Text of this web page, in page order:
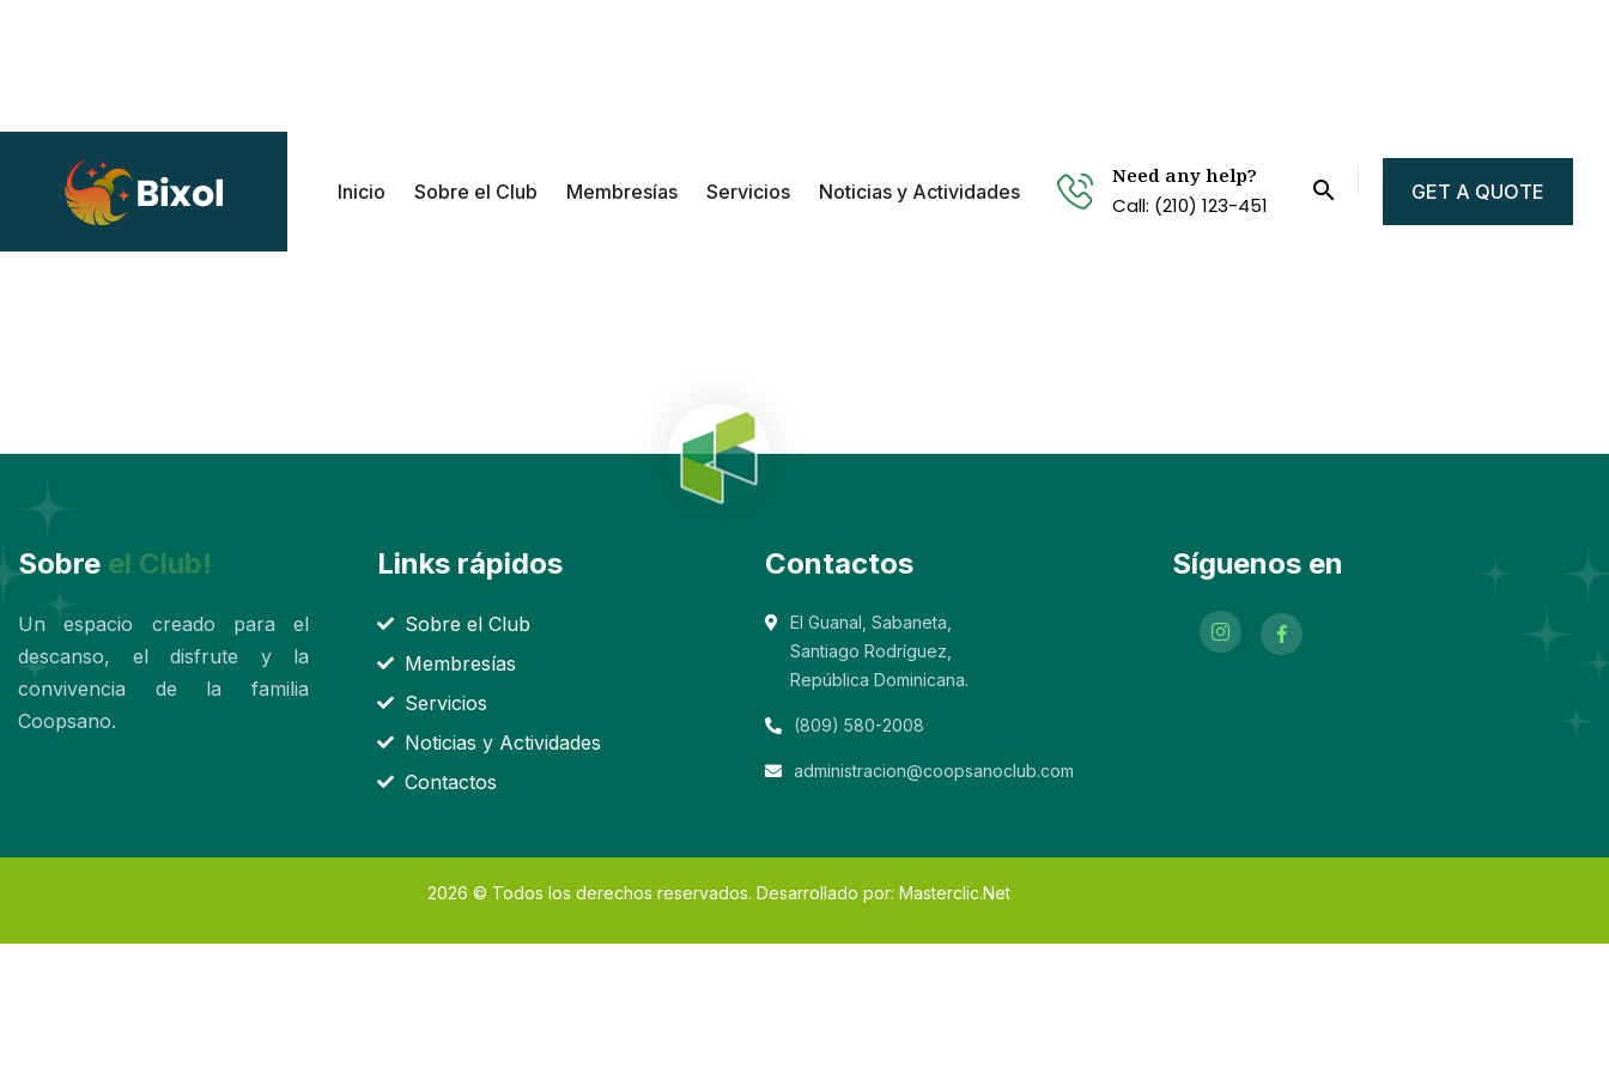
Inicio Sobre el Club Membresías Servicios Noticias y Actividades
Need any help?
Call: (210) 123-451
GET A QUOTE
Sobre el Club!
Un espacio creado para el
descanso, el disfrute y la
convivencia de la familia
Coopsano.
Links rápidos
Sobre el Club
Membresías
Servicios
Noticias y Actividades
Contactos
Contactos
El Guanal, Sabaneta,
Santiago Rodríguez,
República Dominicana.
(809) 580-2008
administracion@coopsanoclub.com
Síguenos en
2026 © Todos los derechos reservados. Desarrollado por: Masterclic.Net